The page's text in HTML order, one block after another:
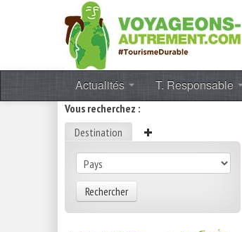
Actualités T. Responsable
Vous recherchez :
Destination
Rechercher